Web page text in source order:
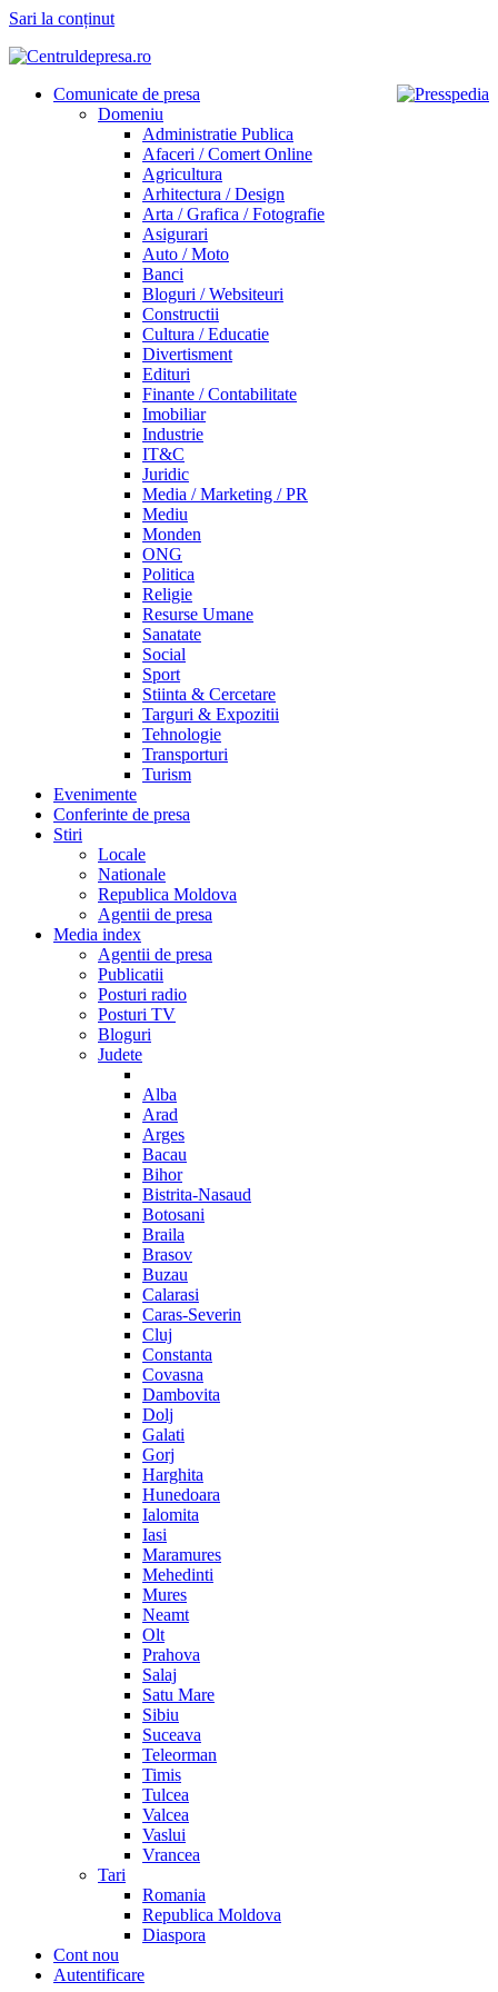
Sari la conținut
Comunicate de presa
Domeniu
Administratie Publica
Afaceri / Comert Online
Agricultura
Arhitectura / Design
Arta / Grafica / Fotografie
Asigurari
Auto / Moto
Banci
Bloguri / Websiteuri
Constructii
Cultura / Educatie
Divertisment
Edituri
Finante / Contabilitate
Imobiliar
Industrie
IT&C
Juridic
Media / Marketing / PR
Mediu
Monden
ONG
Politica
Religie
Resurse Umane
Sanatate
Social
Sport
Stiinta & Cercetare
Targuri & Expozitii
Tehnologie
Transporturi
Turism
Evenimente
Conferinte de presa
Stiri
Locale
Nationale
Republica Moldova
Agentii de presa
Media index
Agentii de presa
Publicatii
Posturi radio
Posturi TV
Bloguri
Judete
Alba
Arad
Arges
Bacau
Bihor
Bistrita-Nasaud
Botosani
Braila
Brasov
Buzau
Calarasi
Caras-Severin
Cluj
Constanta
Covasna
Dambovita
Dolj
Galati
Gorj
Harghita
Hunedoara
Ialomita
Iasi
Maramures
Mehedinti
Mures
Neamt
Olt
Prahova
Salaj
Satu Mare
Sibiu
Suceava
Teleorman
Timis
Tulcea
Valcea
Vaslui
Vrancea
Tari
Romania
Republica Moldova
Diaspora
Cont nou
Autentificare